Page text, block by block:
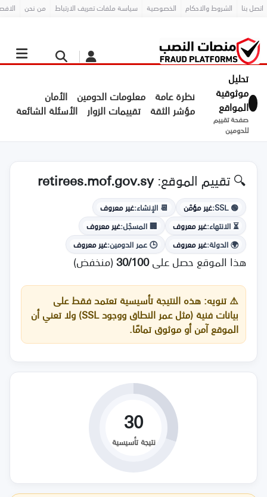
اتصل بنا الشروط والاحكام الخصوصية سياسة ملفات تعريف الارتباط من نحن
تحليل
موثوقية
المواقع
صفحة تقييم
للدومين
نظرة عامة معلومات الدومين الأمان
مؤشر الثقة تقييمات الزوار الأسئلة الشائعة
🔍 تقييم الموقع:retirees.mof.gov.sy
🟢 SSL: غير مؤمّن 📆 الإنشاء:غير معروف
⏳ الانتهاء:غير معروف 🏢 المسجّل:غير معروف
🌍 الدولة:غير معروف 🕒 عمر الدومين:غير معروف
هذا الموقع حصل على30/100(منخفض)
⚠️تنويه: هذه النتيجة تأسيسية تعتمد فقط على
بيانات فنية (مثل عمر النطاق ووجود SSL) ولا تعني أن
الموقع آمن أو موثوق تمامًا.
30
نتيجة تأسيسية